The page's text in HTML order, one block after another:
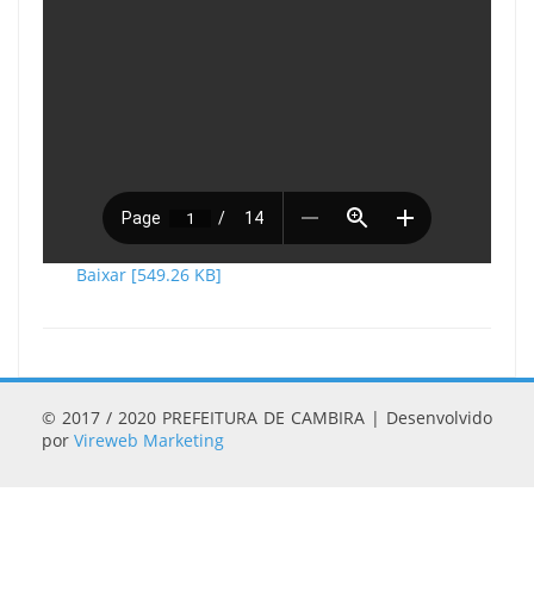
Baixar [549.26 KB]
© 2017 / 2020 PREFEITURA DE CAMBIRA | Desenvolvido
por Vireweb Marketing